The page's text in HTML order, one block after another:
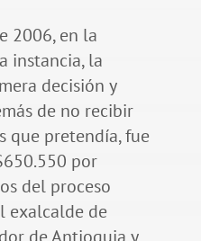
2006, en la
instancia, la
decisión y
de no recibir
que pretendía, fue
por
del proceso
exalcalde de
de Antioquia y